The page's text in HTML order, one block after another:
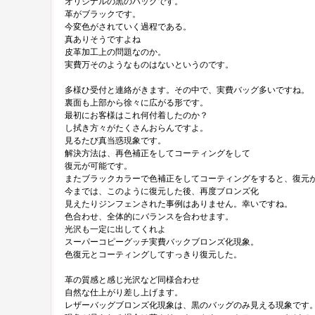
革がブラックです。
今変色がされていく過程である。
真ありそうですよね
皮革加工上の問題なのか。
実費万そのようなものはないというのです。
多様ひ受付と連絡がきます。その中で、実費バッグ多いですね。
裏面も上部から徐々に広がる形です。
最初にお客様はこれ何付着したのか？
し拭き方々がたくさんおらんですよ。
見るたび真当惑現象です。
解決方法は、再色補正をしてコーティングをして
復元が可能です。
またブラックカラーで色補正をしてコーティングをすると、復元
今までは、このように復元した後、再度ブロンズ化
見えたりジンフェンされた事例はありません。幸いですね。
色合わせ、全体的にバランスを合わせます。
光沢も一定に出してくれよ
スーパーコピーグッチ実費バックブロンズ化現象。
色復元とコーティングしてすっきり復元した。
革の質感と感じ光沢など同様合わせ
自然な仕上がり差し上げます。
レザーバッグブロンズ化現象は、黒のバッグのみ見える現象です。